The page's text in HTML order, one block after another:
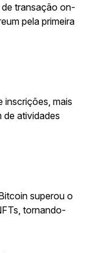
transação on-
pela primeira
inscrições, mais
de atividades
superou o
tornando-